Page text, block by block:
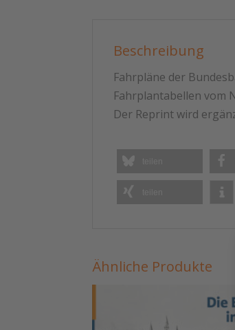
Beschreibung
Fahrpläne der
Fahrplantabellen vom
Der Reprint wird
teilen
teilen
Ähnliche Produkte